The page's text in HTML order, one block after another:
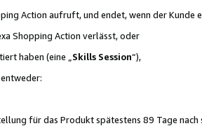
Action aufruft, und endet, wenn der Kunde
Shopping Action verlässt, oder
haben (eine „ Skills Session“),
für das Produkt spätestens 89 Tage nach